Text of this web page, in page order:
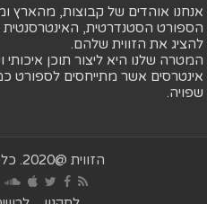
אנחנו אוהדים של קבוצות, מהארץ
הספורט הסטנדרטית,
להציג את הזווית שלהם.
המטרה שלנו היא ליצור תוכן איכותי
אינטרסים אשר מתייחסים לספורט
שפויה.
הזווית @2020. כל הזכויות שמורות